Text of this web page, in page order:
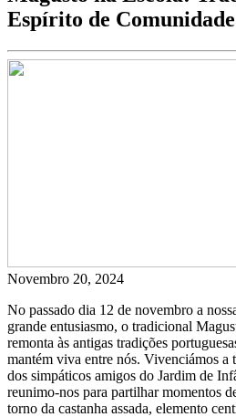
Espírito de Comunidade
Novembro 20, 2024
No passado dia 12 de novembro a
grande entusiasmo, o tradicional
remonta às antigas tradições
mantém viva entre nós. Vivenciámos a
dos simpáticos amigos do Jardim de
reunimo-nos para partilhar momentos
torno da castanha assada, elemento